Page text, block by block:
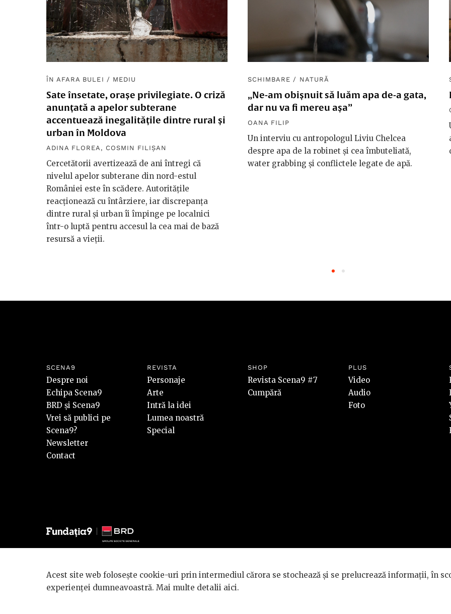
ÎN AFARA BULEI / MEDIU
Sate însetate, orașe privilegiate. O criză
anunțată a apelor subterane
accentuează inegalitățile dintre rural și
urban în Moldova
ADINA FLOREA , COSMIN FILIȘAN
Cercetătorii avertizează de ani întregi că
nivelul apelor subterane din nord-estul
României este în scădere. Autoritățile
reacționează cu întârziere, iar discrepanța
dintre rural și urban îi împinge pe localnici
într-o luptă pentru accesul la cea mai de bază
resursă a vieții.
SCHIMBARE / NATURĂ
„Ne-am obișnuit să luăm apa de-a gata,
dar nu va fi mereu așa”
OANA FILIP
Un interviu cu antropologul Liviu Chelcea
despre apa de la robinet și cea îmbuteliată,
water grabbing și conflictele legate de apă.
SCENA9
Despre noi
Echipa Scena9
BRD și Scena9
Vrei să publici pe
Scena9?
Newsletter
Contact
REVISTA
Personaje
Arte
Intră la idei
Lumea noastră
Special
SHOP
Revista Scena9 #7
Cumpără
PLUS
Video
Audio
Foto
Scena 9 este un proiect sustinut deBRD GROUPE SOCIÉTÉ GÉNÉRALE.
Acest site web folosește cookie-uri prin intermediul cărora se stochează și se prelucrează informații, în
experienței dumneavoastră. Mai multe detalii aici.